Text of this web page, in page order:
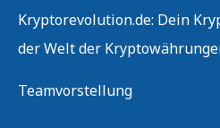
Kryptorevolution.de: Dein
der Welt der
Teamvorstellung